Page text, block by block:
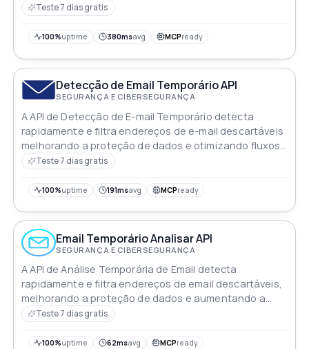
Teste 7 dias gratis
100%uptime 380msavg MCPready
Detecção de Email Temporário API
SEGURANÇA E CIBERSEGURANÇA
A API de Detecção de E-mail Temporário detecta
rapidamente e filtra endereços de e-mail descartáveis
melhorando a proteção de dados e otimizando fluxos
de trabalho de e-mail para maior eficiência
Teste 7 dias gratis
100%uptime 191msavg MCPready
Email Temporário Analisar API
SEGURANÇA E CIBERSEGURANÇA
A API de Análise Temporária de Email detecta
rapidamente e filtra endereços de email descartáveis,
melhorando a proteção de dados e aumentando a
eficiência das comunicações por email
Teste 7 dias gratis
100%uptime 62msavg MCPready